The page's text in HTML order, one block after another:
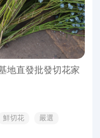
地直發批發切花家
鮮切花
嚴選